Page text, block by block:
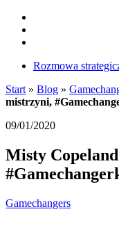
Rozmowa
Start » Blog »
mistrzyni,
09/01/2020
Misty
Gamechangers